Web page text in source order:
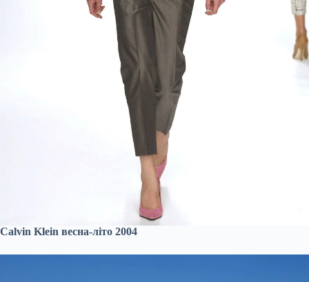
Calvin Klein весна-літо 2004